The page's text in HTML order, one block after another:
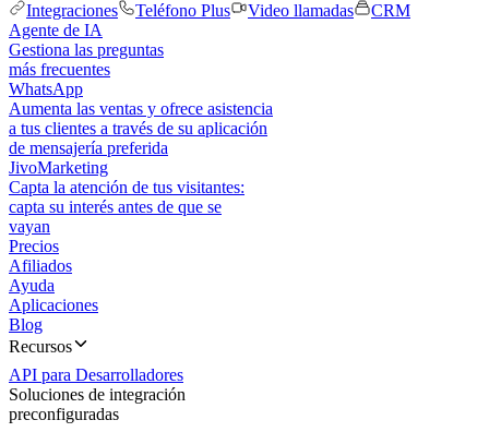
Integraciones
Teléfono Plus Video llamadas
CRM
Agente de IA
Gestiona las preguntas
más frecuentes
WhatsApp
Aumenta las ventas y ofrece asistencia
a tus clientes a través de su aplicación
de mensajería preferida
JivoMarketing
Capta la atención de tus visitantes:
capta su interés antes de que se
vayan
Precios
Afiliados
Ayuda
Aplicaciones
Blog
Recursos
API para Desarrolladores
Soluciones de integración
preconfiguradas